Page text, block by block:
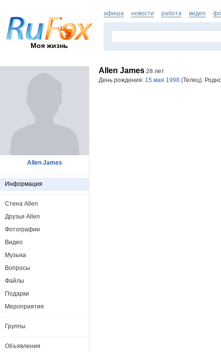
Моя жизнь
афиша новости работа видео
Allen James 28 лет
День рождения: 15 мая 1998 (Телец).
Allen James
Информация
Стена Allen
Друзья Allen
Фотографии
Видео
Музыка
Вопросы
Файлы
Подарки
Мероприятия
Группы
Объявления